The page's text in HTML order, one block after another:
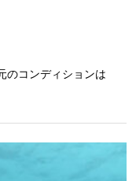
のコンディションは